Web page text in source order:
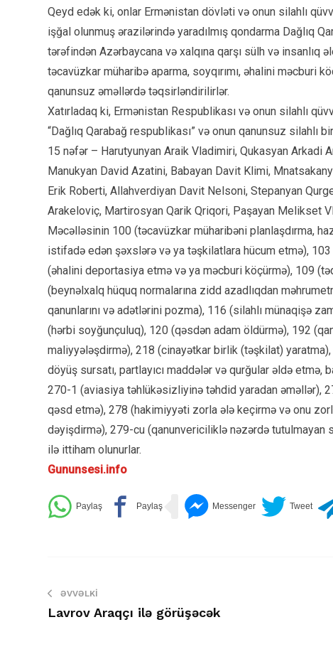
Qeyd edək ki, onlar Ermənistan dövləti və onun silahlı
işğal olunmuş ərazilərində yaradılmış qondarma Dağlıq
tərəfindən Azərbaycana və xalqına qarşı sülh və insanlıq
təcavüzkar müharibə aparma, soyqırımı, əhalini məcburi
qanunsuz əməllərdə təqsirləndirilirlər.
Xatırladaq ki, Ermənistan Respublikası və onun silahlı
“Dağlıq Qarabağ respublikası” və onun qanunsuz
15 nəfər – Harutyunyan Araik Vladimiri, Qukasyan Arkadi
Manukyan David Azatini, Babayan Davit Klimi,
Erik Roberti, Allahverdiyan Davit Nelsoni, Stepanyan
Arakeloviç, Martirosyan Qarik Qriqori, Paşayan Melikset
Məcəlləsinin 100 (təcavüzkar müharibəni planlaşdırma,
istifadə edən şəxslərə və ya təşkilatlara hücum etmə),
(əhalini deportasiya etmə və ya məcburi köçürmə), 109
(beynəlxalq hüquq normalarına zidd azadlıqdan
qanunlarını və adətlərini pozma), 116 (silahlı münaqişə
(hərbi soyğunçuluq), 120 (qəsdən adam öldürmə), 192
maliyyələşdirmə), 218 (cinayətkar birlik (təşkilat)
döyüş sursatı, partlayıcı maddələr və qurğular əldə etmə,
270-1 (aviasiya təhlükəsizliyinə təhdid yaradan əməllər),
qəsd etmə), 278 (hakimiyyəti zorla ələ keçirmə və onu
dəyişdirmə), 279-cu (qanunvericiliklə nəzərdə tutulmayan
ilə ittiham olunurlar.
Gununsesi.info
ƏVVƏLKI
Lavrov Araqçı ilə görüşəcək